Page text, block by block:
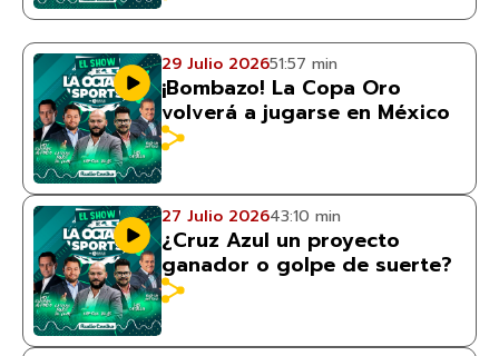
29 Julio 202651:57 min
¡Bombazo! La Copa Oro
volverá a jugarse en México
27 Julio 202643:10 min
¿Cruz Azul un proyecto
ganador o golpe de suerte?